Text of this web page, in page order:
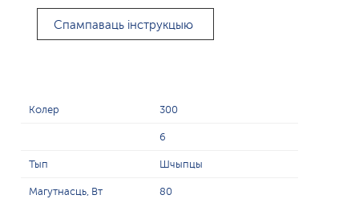
Спампаваць інструкцыю
Колер 300
6
Тып Шчыпцы
Магутнасць, Вт 80